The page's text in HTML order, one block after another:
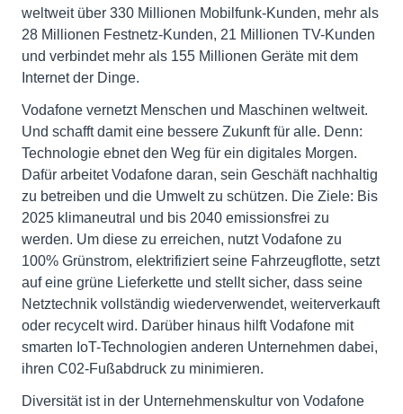
weltweit über 330 Millionen Mobilfunk-Kunden, mehr als
28 Millionen Festnetz-Kunden, 21 Millionen TV-Kunden
und verbindet mehr als 155 Millionen Geräte mit dem
Internet der Dinge.
Vodafone vernetzt Menschen und Maschinen weltweit.
Und schafft damit eine bessere Zukunft für alle. Denn:
Technologie ebnet den Weg für ein digitales Morgen.
Dafür arbeitet Vodafone daran, sein Geschäft nachhaltig
zu betreiben und die Umwelt zu schützen. Die Ziele: Bis
2025 klimaneutral und bis 2040 emissionsfrei zu
werden. Um diese zu erreichen, nutzt Vodafone zu
100% Grünstrom, elektrifiziert seine Fahrzeugflotte, setzt
auf eine grüne Lieferkette und stellt sicher, dass seine
Netztechnik vollständig wiederverwendet, weiterverkauft
oder recycelt wird. Darüber hinaus hilft Vodafone mit
smarten IoT-Technologien anderen Unternehmen dabei,
ihren C02-Fußabdruck zu minimieren.
Diversität ist in der Unternehmenskultur von Vodafone